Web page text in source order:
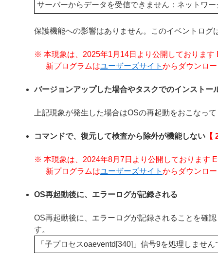
サーバーからデータを受信できません：ネットワ
保護機能への影響はありません。このイベントログ
※ 本現象は、2025年1月14日より公開しておりま
新プログラムはユーザーズサイト からダウンロ
バージョンアップした場合やタスクでのインスト
上記現象が発生した場合はOSの再起動をおこなっ
コマンドで、復元して検査から除外が機能しない
※ 本現象は、2024年8月7日より公開しております
新プログラムはユーザーズサイト からダウンロ
OS再起動後に、エラーログが記録される
OS再起動後に、エラーログが記録されることを確
す。
「子プロセスoaeventd[340]」信号9を処理しませ